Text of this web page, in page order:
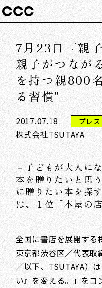
7月23日『親
親子がつなが
を持つ親800
る習慣"
2017.07.18 プレ
株式会社TSUTAYA
－子どもが大人に
本を贈りたいと思
に贈りたい本を探
は、１位「本屋の
全国に書店を展開する
東京都渋谷区／代表取
／以下、TSUTAYA）
い』を変える。」を